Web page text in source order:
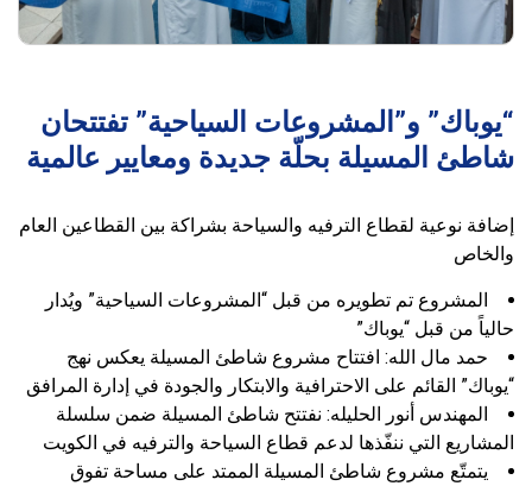
“يوباك” و”المشروعات السياحية” تفتتحان
شاطئ المسيلة بحلّة جديدة ومعايير عالمية
إضافة نوعية لقطاع الترفيه والسياحة بشراكة بين القطاعين العام
والخاص
المشروع تم تطويره من قبل “المشروعات السياحية” ويُدار
حالياً من قبل “يوباك”
حمد مال الله: افتتاح مشروع شاطئ المسيلة يعكس نهج
“يوباك” القائم على الاحترافية والابتكار والجودة في إدارة المرافق
المهندس أنور الحليله: نفتتح شاطئ المسيلة ضمن سلسلة
المشاريع التي ننفّذها لدعم قطاع السياحة والترفيه في الكويت
يتمتّع مشروع شاطئ المسيلة الممتد على مساحة تفوق